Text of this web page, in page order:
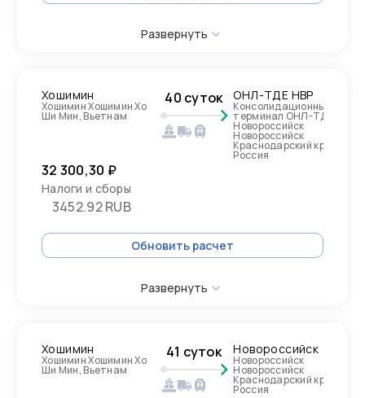
Развернуть
Хошимин
Хошимин Хошимин Хо
Ши Мин, Вьетнам
40 суток ОНЛ-ТДЕ НВР
Консолидационный
терминал ОНЛ-ТДЕ
Новороссийск
Новороссийск
Краснодарский край,
Россия
32 300,30 ₽
Налоги и сборы
3452.92 RUB
Обновить расчет
Развернуть
Хошимин
Хошимин Хошимин Хо
Ши Мин, Вьетнам
41 суток Новороссийск
Новороссийск
Новороссийск
Краснодарский край,
Россия